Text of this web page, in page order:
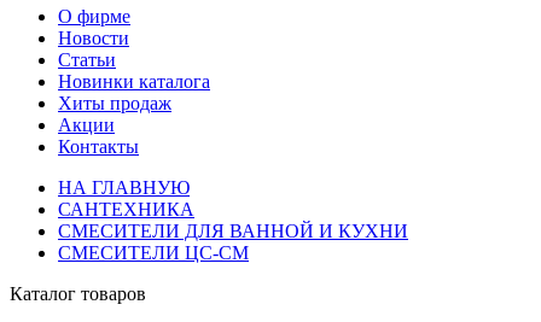
О фирме
Новости
Статьи
Новинки каталога
Хиты продаж
Акции
Контакты
НА ГЛАВНУЮ
САНТЕХНИКА
СМЕСИТЕЛИ ДЛЯ ВАННОЙ И КУХНИ
СМЕСИТЕЛИ ЦС-СМ
Каталог товаров